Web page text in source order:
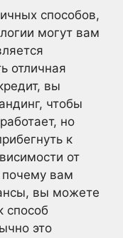
способов,
могут вам
отличная
вы
чтобы
но
к
от
почему вам
вы можете
способ
это